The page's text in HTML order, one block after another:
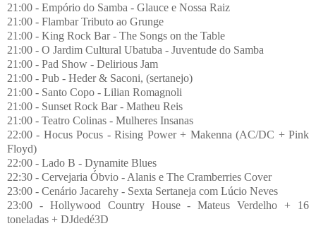
21:00 - Empório do Samba - Glauce e Nossa Raiz
21:00 - Flambar Tributo ao Grunge
21:00 - King Rock Bar - The Songs on the Table
21:00 - O Jardim Cultural Ubatuba - Juventude do Samba
21:00 - Pad Show - Delirious Jam
21:00 - Pub - Heder & Saconi, (sertanejo)
21:00 - Santo Copo - Lilian Romagnoli
21:00 - Sunset Rock Bar - Matheu Reis
21:00 - Teatro Colinas - Mulheres Insanas
22:00 - Hocus Pocus - Rising Power + Makenna (AC/DC + Pink
Floyd)
22:00 - Lado B - Dynamite Blues
22:30 - Cervejaria Óbvio - Alanis e The Cramberries Cover
23:00 - Cenário Jacarehy - Sexta Sertaneja com Lúcio Neves
23:00 - Hollywood Country House - Mateus Verdelho + 16
toneladas + DJdedé3D